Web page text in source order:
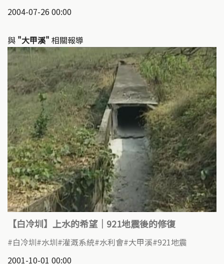
2004-07-26 00:00
與 "大甲溪" 相關報導
【白冷圳】上水的希望｜921地震後的修復
白冷圳 水圳 灌溉系統 水利會 大甲溪 921地震
2001-10-01 00:00